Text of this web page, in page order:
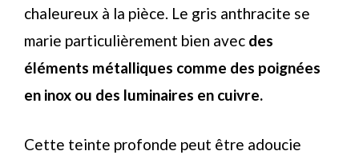
chaleureux à la pièce. Le gris anthracite se
marie particulièrement bien avec des
éléments métalliques comme des poignées
en inox ou des luminaires en cuivre.
Cette teinte profonde peut être adoucie